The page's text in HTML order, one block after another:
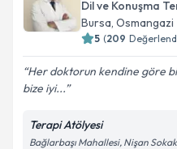
Dil ve Konuşma
Bursa, Osmangazi
5 (209
Her doktorun kendine göre
bize iyi...
Terapi Atölyesi
Bağlarbaşı Mahallesi, Nişan